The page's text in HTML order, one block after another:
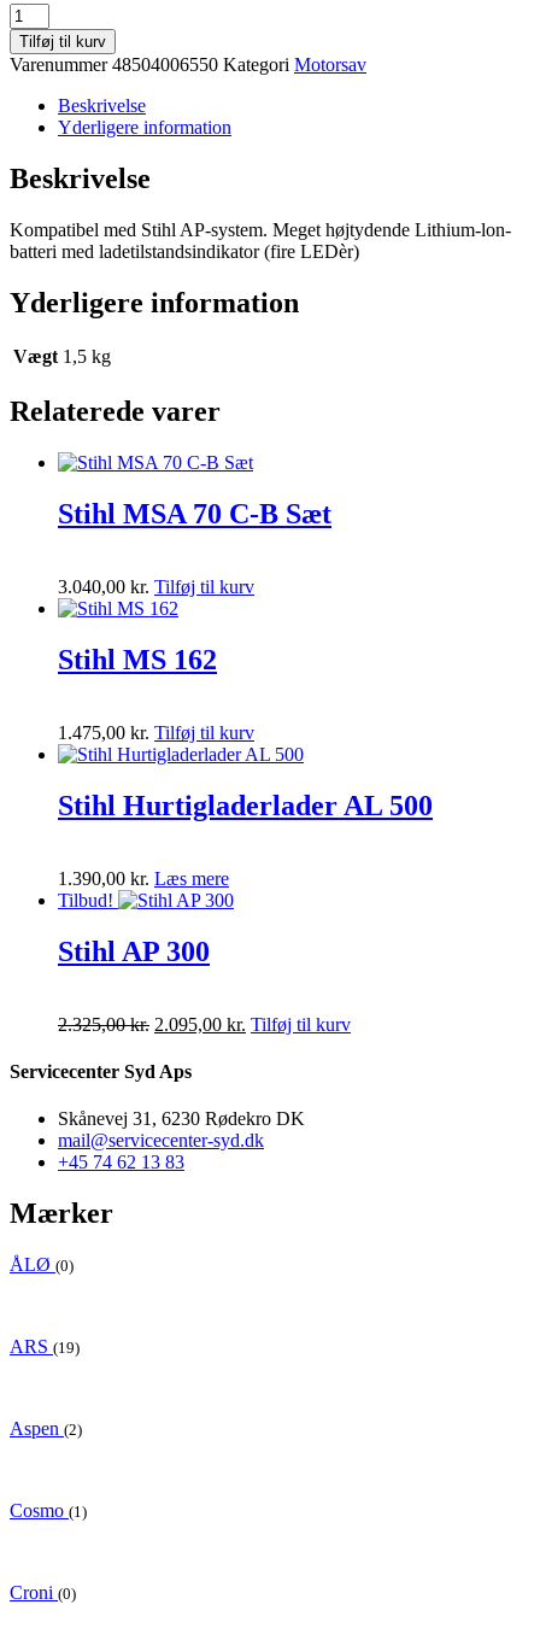
Stihl
AP
100
antal
Tilføj til kurv
Varenummer48504006550 Kategori Motorsav
Beskrivelse
Yderligere information
Beskrivelse
Kompatibel med Stihl AP-system. Meget højtydende Lithium-lon-
batteri med ladetilstandsindikator (fire LEDèr)
Yderligere information
Vægt 1,5 kg
Relaterede varer
Stihl MSA 70 C-B Sæt
3.040,00 kr. Tilføj til kurv
Stihl MS 162
1.475,00 kr. Tilføj til kurv
Stihl Hurtigladerlader AL 500
1.390,00 kr. Læs mere
Tilbud!
Stihl AP 300
2.325,00kr. Den
pris
var:
2.325,00 kr..
2.095,00 kr. Den
2.095,00 kr..
Tilføj til kurv
Servicecenter Syd Aps
Skånevej 31, 6230 Rødekro DK
mail@servicecenter-syd.dk
+45 74 62 13 83
Mærker
ÅLØ (0)
ARS (19)
Aspen (2)
Cosmo (1)
Croni (0)